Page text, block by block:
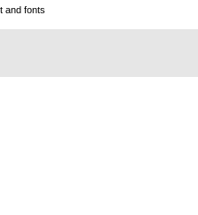
and fonts